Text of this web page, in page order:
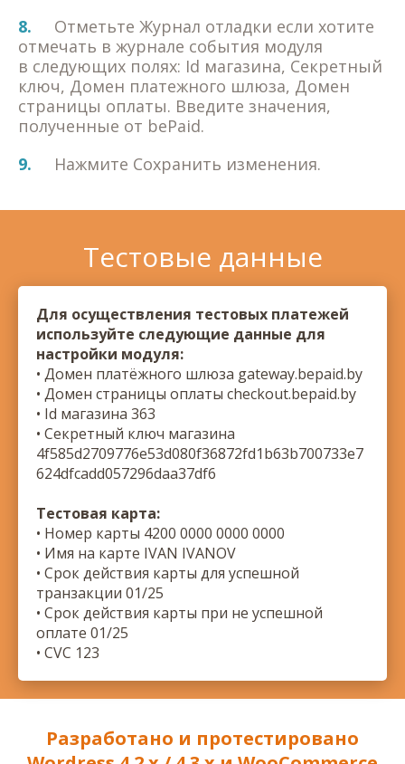
8.
Отметьте Журнал отладки если хотите
отмечать в журнале события модуля
в следующих полях: Id магазина, Секретный
ключ, Домен платежного шлюза, Домен
страницы оплаты. Введите значения,
полученные от bePaid.
9.
Нажмите Сохранить изменения.
Тестовые данные
Для осуществления тестовых платежей
используйте следующие данные для
настройки модуля:
• Домен платёжного шлюза gateway.bepaid.by
• Домен страницы оплаты checkout.bepaid.by
• Id магазина 363
• Секретный ключ магазина
4f585d2709776e53d080f36872fd1b63b700733e7
624dfcadd057296daa37df6
Тестовая карта:
• Номер карты 4200 0000 0000 0000
• Имя на карте IVAN IVANOV
• Срок действия карты для успешной
транзакции 01/25
• Срок действия карты при не успешной
оплате 01/25
• CVC 123
Разработано и протестировано